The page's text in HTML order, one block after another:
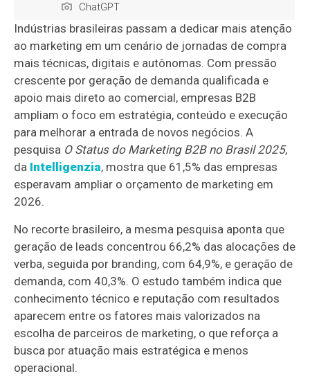
ChatGPT
Indústrias brasileiras passam a dedicar mais atenção
ao marketing em um cenário de jornadas de compra
mais técnicas, digitais e autônomas. Com pressão
crescente por geração de demanda qualificada e
apoio mais direto ao comercial, empresas B2B
ampliam o foco em estratégia, conteúdo e execução
para melhorar a entrada de novos negócios. A
pesquisa O Status do Marketing B2B no Brasil 2025,
da Intelligenzia, mostra que 61,5% das empresas
esperavam ampliar o orçamento de marketing em
2026.
No recorte brasileiro, a mesma pesquisa aponta que
geração de leads concentrou 66,2% das alocações de
verba, seguida por branding, com 64,9%, e geração de
demanda, com 40,3%. O estudo também indica que
conhecimento técnico e reputação com resultados
aparecem entre os fatores mais valorizados na
escolha de parceiros de marketing, o que reforça a
busca por atuação mais estratégica e menos
operacional.